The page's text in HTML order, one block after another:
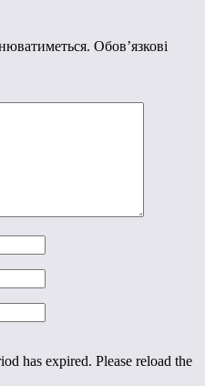
Обов’язкові
has expired. Please reload the